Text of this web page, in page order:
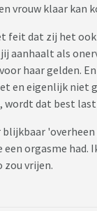
vrouw klaar kan
feit dat zij het
aanhaalt als
haar gelden.
en eigenlijk niet
wordt dat best
orgasme had.
vrijen.